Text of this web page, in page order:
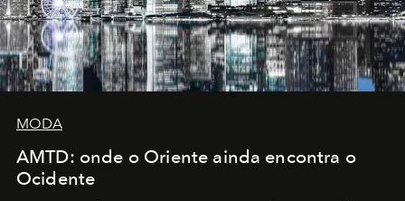
MODA
AMTD: onde o Oriente ainda encontra o
Ocidente